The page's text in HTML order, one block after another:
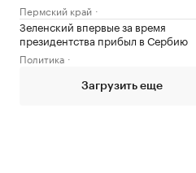
Пермский край
Зеленский впервые за время
президентства прибыл в Сербию
Политика
Загрузить еще